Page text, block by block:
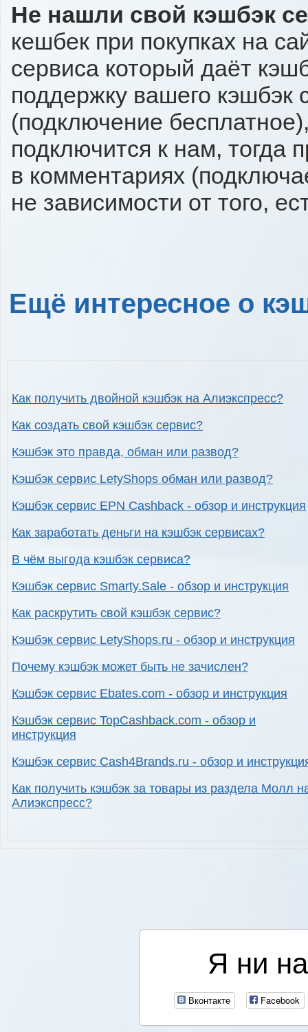
Не нашли свой кэшбэк
кешбек при покупках на
сервиса который даёт
поддержку вашего кэшбэк
(подключение
подключится к нам, тогда
в комментариях
не зависимости от того,
Ещё интересное о
Как получить двойной кэшбэк на Алиэкспресс?
Как создать свой кэшбэк сервис?
Кэшбэк это правда, обман или развод?
Кэшбэк сервис LetyShops обман или развод?
Кэшбэк сервис EPN Cashback - обзор и инструкция
Как заработать деньги на кэшбэк сервисах?
В чём выгода кэшбэк сервиса?
Кэшбэк сервис Smarty.Sale - обзор и инструкция
Как раскрутить свой кэшбэк сервис?
Кэшбэк сервис LetyShops.ru - обзор и инструкция
Почему кэшбэк может быть не зачислен?
Кэшбэк сервис Ebates.com - обзор и инструкция
Кэшбэк сервис TopCashback.com - обзор и
инструкция
Кэшбэк сервис Cash4Brands.ru - обзор и
Как получить кэшбэк за товары из раздела Молл
Алиэкспресс?
Я ни
Вконтакте Facebook